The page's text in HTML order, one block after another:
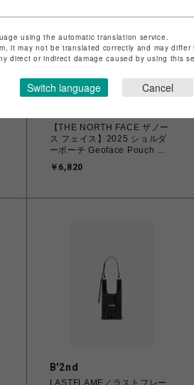
【THE NORTH FACE ザノー
ス フェイス】2025 ショルダ
ーポーチ Geoface Pouch ジ
VWヴィンテージホワイト
￥6,820
B'2nd
using the automatic translation service.
it may not be translated correctly and may
direct or indirect damage caused by using this
Switch language Cancel